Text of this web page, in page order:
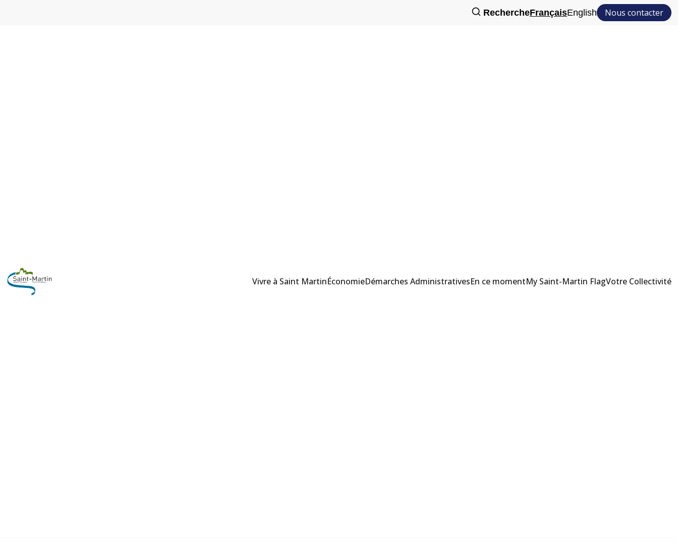
RechercheFrançaisEnglish Nous contacter
Vivre à Saint MartinÉconomieDémarches AdministrativesEn ce momentMy Saint-Martin FlagVotre Collectivité